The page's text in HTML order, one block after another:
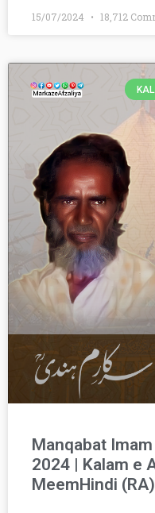
15/07/2024 18,712
Manqabat
2024 | Kalam e
MeemHindi (RA)